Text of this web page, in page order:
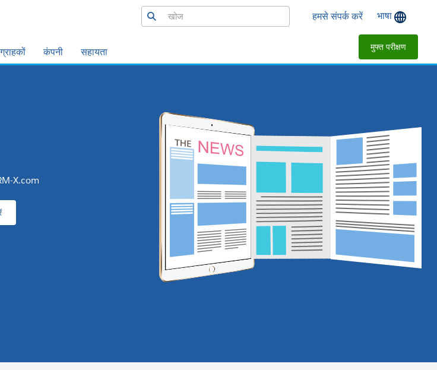
ग्राहकों कंपनी सहायता
हमसे संपर्क करें भाषा
मुफ्त परीक्षण
X.com